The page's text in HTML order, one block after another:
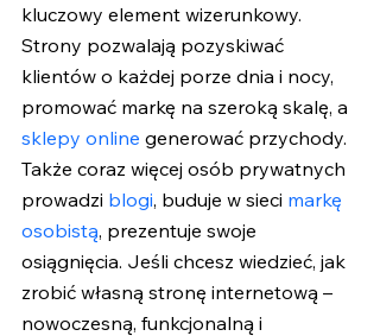
kluczowy element wizerunkowy.
Strony pozwalają pozyskiwać
klientów o każdej porze dnia i nocy,
promować markę na szeroką skalę, a
sklepy online generować przychody.
Także coraz więcej osób prywatnych
prowadzi blogi, buduje w sieci markę
osobistą, prezentuje swoje
osiągnięcia. Jeśli chcesz wiedzieć, jak
zrobić własną stronę internetową –
nowoczesną, funkcjonalną i